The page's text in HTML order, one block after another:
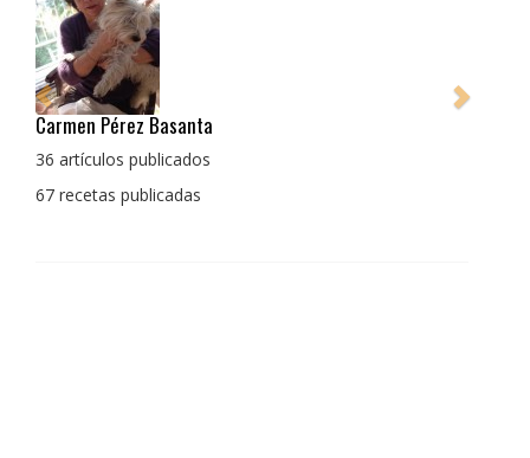
Pedro Manuel Collado Cruz
La cocina para mi es producto bien tratado sin
con un toque diferente